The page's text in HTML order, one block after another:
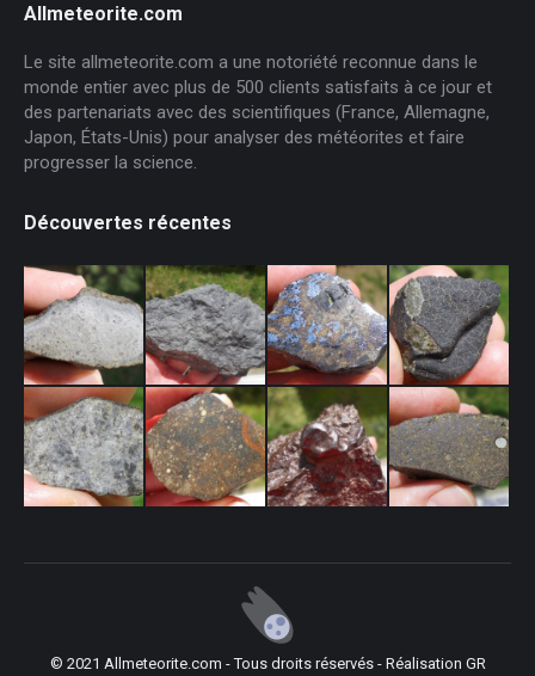
Allmeteorite.com
Le site allmeteorite.com a une notoriété reconnue dans le
monde entier avec plus de 500 clients satisfaits à ce jour et
des partenariats avec des scientifiques (France, Allemagne,
Japon, États-Unis) pour analyser des météorites et faire
progresser la science.
Découvertes récentes
© 2021 Allmeteorite.com - Tous droits réservés - Réalisation GR